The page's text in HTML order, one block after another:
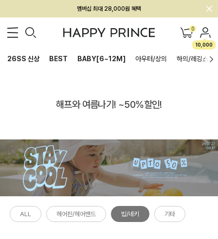
회원전용 아울렛, 가입하면 ~60% 할인!
멤버십 최대 28,000원 혜택 0
10,000
26SS 신상 BEST BABY[6~12M] 아우터/상의 하의/레깅스
해프와 여름나기! ~50%할인!
ALL 헤어핀/헤어밴드 빕/네키 기타